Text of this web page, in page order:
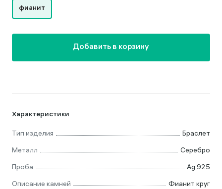
Характеристики
Тип изделия
Браслет
Металл
Серебро
Проба
Ag 925
Описание камней
Фианит круг
фианит
Добавить в корзину